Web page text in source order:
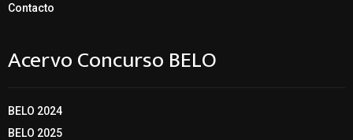
Contacto
Acervo Concurso BELO
BELO 2024
BELO 2025